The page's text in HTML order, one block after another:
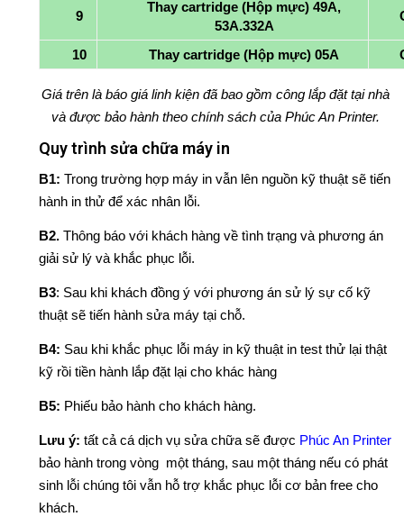
9
Thay cartridge (Hộp mực) 49A,
53A.332A
10 Thay cartridge (Hộp mực) 05A
Giá trên là báo giá linh kiện đã bao gồm công lắp đặt tại nhà
và được bảo hành theo chính sách của Phúc An Printer.
Quy trình sửa chữa máy in
B1: Trong trường hợp máy in vẫn lên nguồn kỹ thuật sẽ tiến
hành in thử để xác nhân lỗi.
B2. Thông báo với khách hàng về tình trạng và phương án
giải sử lý và khắc phục lỗi.
B3: Sau khi khách đồng ý với phương án sử lý sự cố kỹ
thuật sẽ tiến hành sửa máy tại chỗ.
B4: Sau khi khắc phục lỗi máy in kỹ thuật in test thử lại thật
kỹ rồi tiền hành lắp đặt lại cho khác hàng
B5: Phiếu bảo hành cho khách hàng.
Lưu ý: tất cả cá dịch vụ sửa chữa sẽ được Phúc An Printer
bảo hành trong vòng một tháng, sau một tháng nếu có phát
sinh lỗi chúng tôi vẫn hỗ trợ khắc phục lỗi cơ bản free cho
khách.